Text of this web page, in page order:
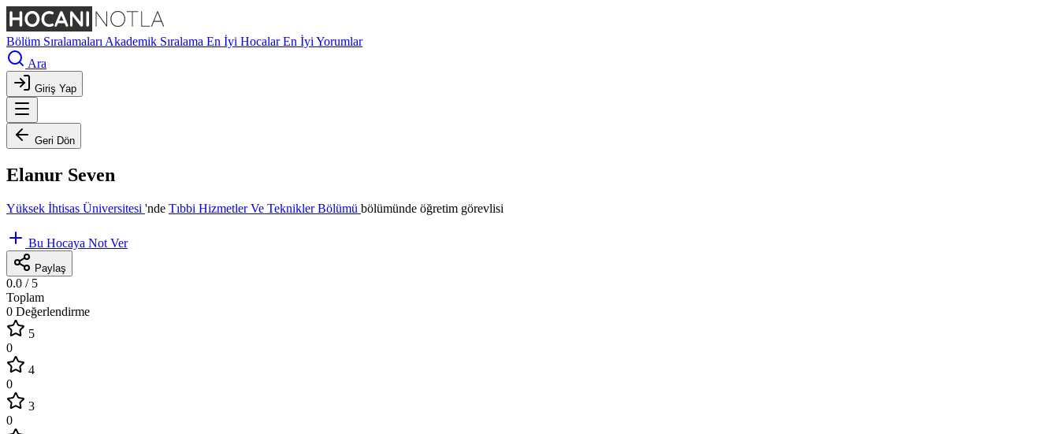
Bölüm Sıralamaları Akademik Sıralama En İyi HocalarEn İyi Yorumlar
Ara
Giriş Yap
Geri Dön
Elanur Seven
Yüksek İhtisas Üniversitesi 'nde Tıbbi Hizmetler Ve Teknikler Bölümü bölümünde öğretim görevlisi
Bu Hocaya Not Ver
Paylaş
0.0 / 5
Toplam
0 Değerlendirme
5
0
4
0
3
0